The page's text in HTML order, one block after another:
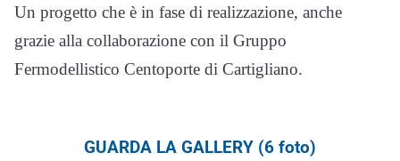
Un progetto che è in fase di realizzazione, anche
grazie alla collaborazione con il Gruppo
Fermodellistico Centoporte di Cartigliano.
GUARDA LA GALLERY (6 foto)